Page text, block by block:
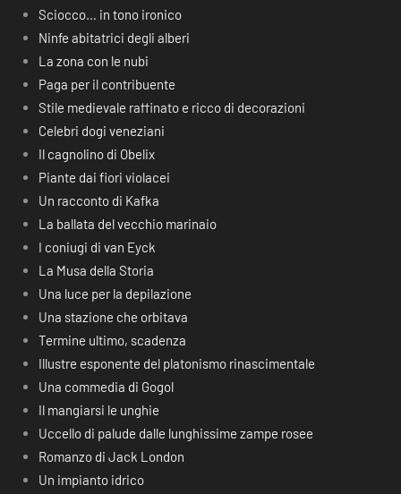
Sciocco… in tono ironico
Ninfe abitatrici degli alberi
La zona con le nubi
Paga per il contribuente
Stile medievale raffinato e ricco di decorazioni
Celebri dogi veneziani
Il cagnolino di Obelix
Piante dai fiori violacei
Un racconto di Kafka
La ballata del vecchio marinaio
I coniugi di van Eyck
La Musa della Storia
Una luce per la depilazione
Una stazione che orbitava
Termine ultimo, scadenza
Illustre esponente del platonismo rinascimentale
Una commedia di Gogol
Il mangiarsi le unghie
Uccello di palude dalle lunghissime zampe rosee
Romanzo di Jack London
Un impianto idrico